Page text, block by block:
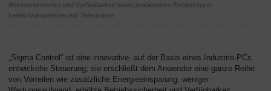
Betriebssicherheit und Verfügbarkeit sowie problemlose Einbindung in
Leittechniksysteme und Teleservice.
„Sigma Control“ ist eine innovative, auf der Basis eines Industrie-PCs
entwickelte Steuerung; sie erschließt dem Anwender eine ganze Reihe
von Vorteilen wie zusätzliche Energieeinsparung, weniger